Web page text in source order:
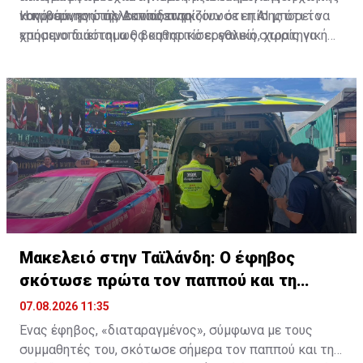
νοημοσύνης στην εκπαίδευση.
κανόνων, ενώ άλλοι υποστηρίζουν ότι η AI μπορεί να
χρησιμοποιείται ως βοηθητικό εργαλείο, χωρίς να
Η κυβέρνηση της Δανίας ανακοίνωσε επίσης ότι το
επόμενο διάστημα θα καταρτίσει εθνική στρατηγική
Μακελειό στην Ταϊλάνδη: Ο έφηβος
σκότωσε πρώτα τον παππού και τη
γιαγιά του
07.08.2026 11:35
Ένας έφηβος, «διαταραγμένος», σύμφωνα με τους
συμμαθητές του, σκότωσε σήμερα τον παππού και τη